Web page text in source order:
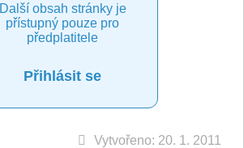
Další obsah stránky je
přístupný pouze pro
předplatitele
Přihlásit se
Vytvořeno: 20. 1. 2011